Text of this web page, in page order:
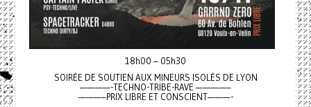
18h00 – 05h30
SOIRÉE DE SOUTIEN AUX MINEURS ISOLÉS DE LYON
————-TECHNO-TRIBE-RAVE ————–
———–PRIX LIBRE ET CONSCIENT———-